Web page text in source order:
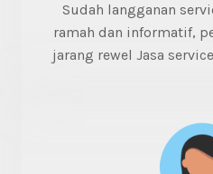
Sudah langganan
ramah dan informatif,
jarang rewel Jasa